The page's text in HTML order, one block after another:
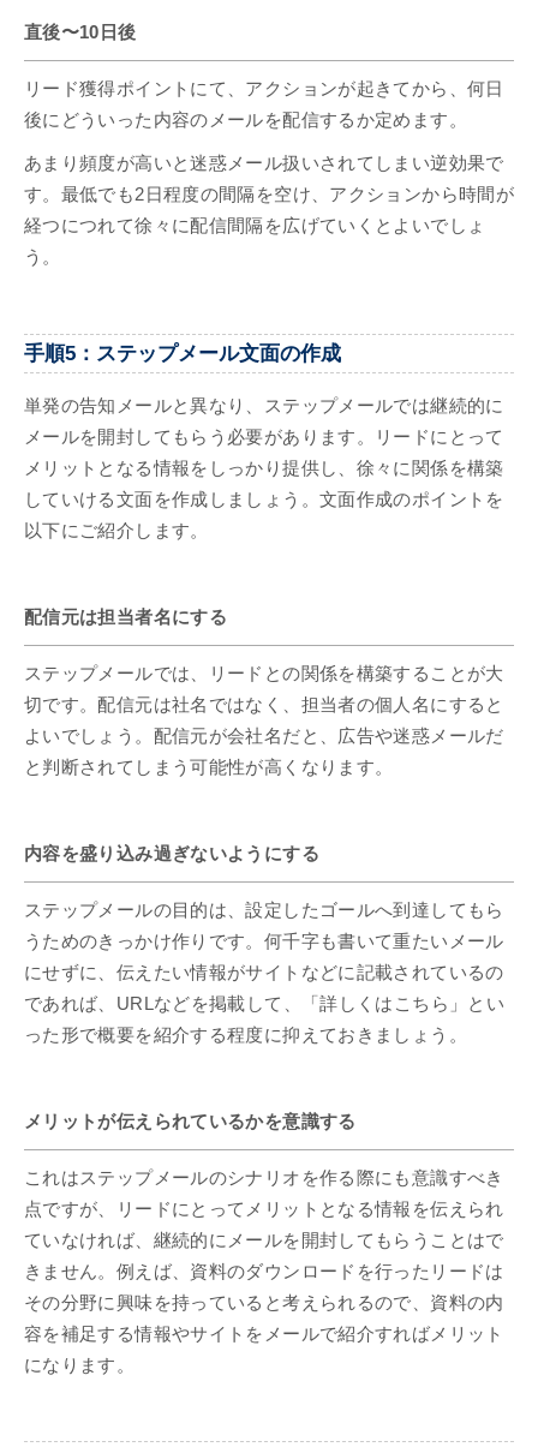
直後〜10日後
リード獲得ポイントにて、アクションが起きてから、何日
後にどういった内容のメールを配信するか定めます。
あまり頻度が高いと迷惑メール扱いされてしまい逆効果で
す。最低でも2日程度の間隔を空け、アクションから時間が
経つにつれて徐々に配信間隔を広げていくとよいでしょ
う。
手順5：ステップメール文面の作成
単発の告知メールと異なり、ステップメールでは継続的に
メールを開封してもらう必要があります。リードにとって
メリットとなる情報をしっかり提供し、徐々に関係を構築
していける文面を作成しましょう。文面作成のポイントを
以下にご紹介します。
配信元は担当者名にする
ステップメールでは、リードとの関係を構築することが大
切です。配信元は社名ではなく、担当者の個人名にすると
よいでしょう。配信元が会社名だと、広告や迷惑メールだ
と判断されてしまう可能性が高くなります。
内容を盛り込み過ぎないようにする
ステップメールの目的は、設定したゴールへ到達してもら
うためのきっかけ作りです。何千字も書いて重たいメール
にせずに、伝えたい情報がサイトなどに記載されているの
であれば、URLなどを掲載して、「詳しくはこちら」とい
った形で概要を紹介する程度に抑えておきましょう。
メリットが伝えられているかを意識する​​​​​​​
これはステップメールのシナリオを作る際にも意識すべき
点ですが、リードにとってメリットとなる情報を伝えられ
ていなければ、継続的にメールを開封してもらうことはで
きません。例えば、資料のダウンロードを行ったリードは
その分野に興味を持っていると考えられるので、資料の内
容を補足する情報やサイトをメールで紹介すればメリット
になります。